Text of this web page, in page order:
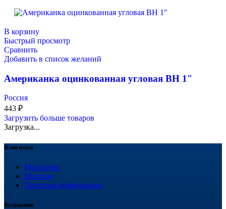
В корзину
Быстрый просмотр
Сравнить
Добавить в список желаний
Американка оцинкованная угловая ВН 1″
Россия
443 ₽
Загрузить больше товаров
Загрузка...
Клиентам
Магазины
Монтаж
Полезная информация
Компания